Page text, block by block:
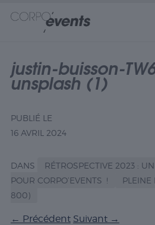
justin-buisson-
unsplash (1)
PUBLIÉ LE
16 AVRIL 2024
DANS
RÉTROSPECTIVE 2023 :
POUR CORPO’EVENTS !
PLEINE
800)
← Précédent Suivant →